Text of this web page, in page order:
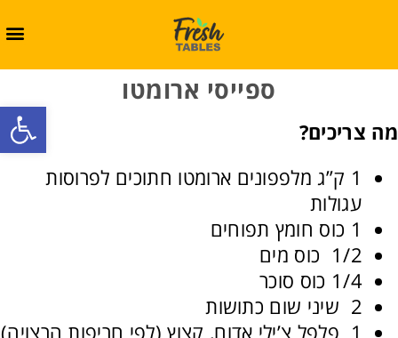
ספייסי ארומטו
מה צריכים?
1 ק”ג מלפפונים ארומטו חתוכים לפרוסות
עגולות
1 כוס חומץ תפוחים
1/2 כוס מים
1/4 כוס סוכר
2 שיני שום כתושות
1 פלפל צ’ילי אדום, קצוץ (לפי חריפות הרצויה)